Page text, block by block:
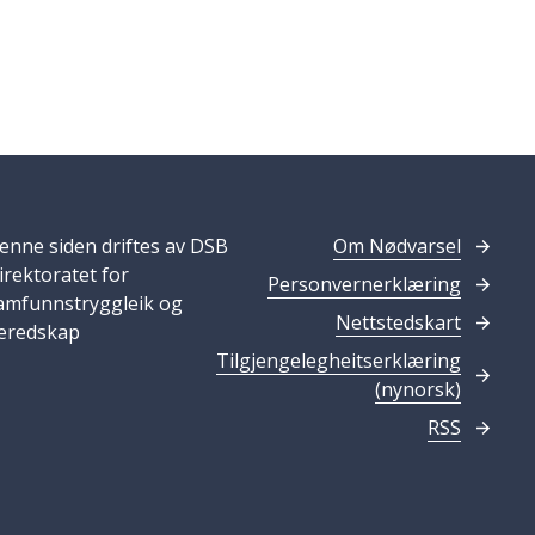
siden driftes av DSB
for
og
Om Nødvarsel
Personvernerklæring
Nettstedskart
Tilgjengelegheitserklæring
(nynorsk)
RSS